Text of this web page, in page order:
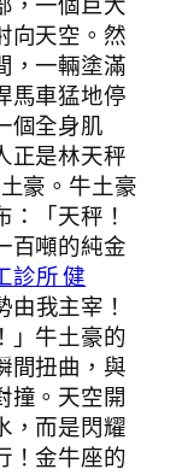
向天空。然
，一輛塗滿
馬車猛地停
個全身肌
正是林天秤
豪。牛土豪
「天秤！
百噸的純金
診所 健
由我主宰！
」牛土豪的
間扭曲，與
撞。天空開
，而是閃耀
！金牛座的